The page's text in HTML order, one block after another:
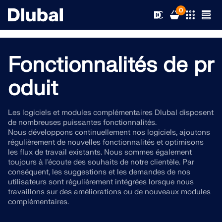
0
Solutions
Secteurs d’activités
Champs d'application
Normes
Services en ligne
Produits
RFEM 6
Le seul logiciel MEF pour tous vos projets
En savoir plus
Support technique
Support technique
Formations
Actualités
Nouveautés
Ressources
Fonctionnalités de pr
oduit
Les logiciels et modules complémentaires Dlubal disposent
de nombreuses puissantes fonctionnalités.
Nous développons continuellement nos logiciels, ajoutons
régulièrement de nouvelles fonctionnalités et optimisons
les flux de travail existants. Nous sommes également
toujours à l'écoute des souhaits de notre clientèle. Par
conséquent, les suggestions et les demandes de nos
utilisateurs sont régulièrement intégrées lorsque nous
travaillons sur des améliorations ou de nouveaux modules
complémentaires.